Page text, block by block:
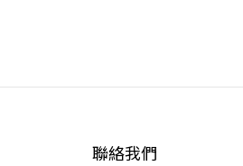
聯絡我們